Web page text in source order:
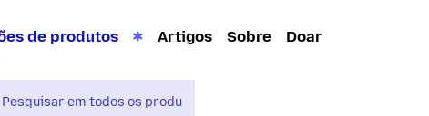
de produtos Artigos Sobre Doar